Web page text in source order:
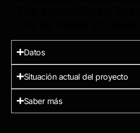
Datos
Situación actual del proyecto
Saber más